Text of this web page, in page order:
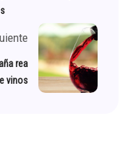
rea
vinos